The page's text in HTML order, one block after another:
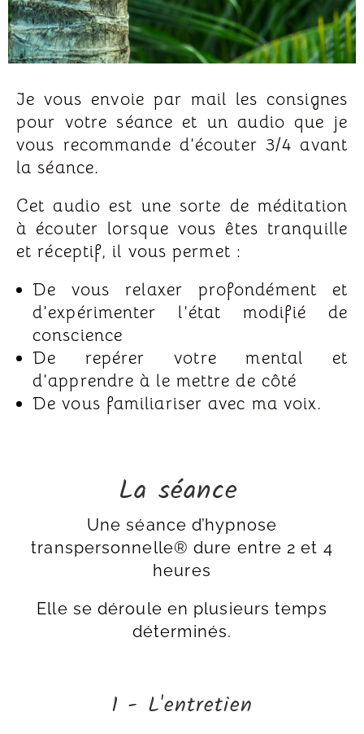
Je vous envoie par mail les consignes
pour votre séance et un audio que je
vous recommande d’écouter 3/4 avant
la séance.
Cet audio est une sorte de méditation
à écouter lorsque vous êtes tranquille
et réceptif, il vous permet :
De vous relaxer profondément et
d’expérimenter l’état modifié de
conscience
De repérer votre mental et
d’apprendre à le mettre de côté
De vous familiariser avec ma voix.
La séance
Une séance d’hypnose
transpersonnelle® dure entre 2 et 4
heures
Elle se déroule en plusieurs temps
déterminés.
1 - L'entretien